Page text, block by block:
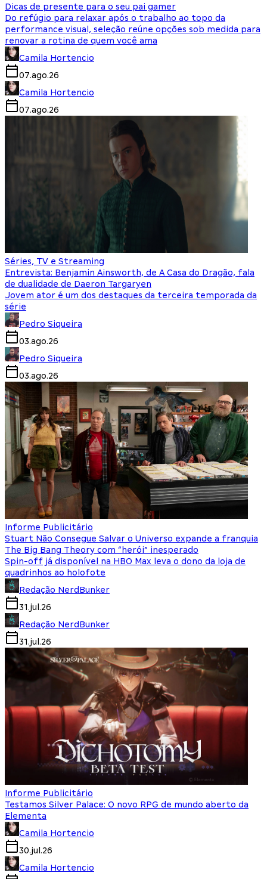
Dicas de presente para o seu pai gamer
Do refúgio para relaxar após o trabalho ao topo da
performance visual, seleção reúne opções sob medida para
renovar a rotina de quem você ama
Camila Hortencio
07.ago.26
Camila Hortencio
07.ago.26
Séries, TV e Streaming
Entrevista: Benjamin Ainsworth, de A Casa do Dragão, fala
de dualidade de Daeron Targaryen
Jovem ator é um dos destaques da terceira temporada da
série
Pedro Siqueira
03.ago.26
Pedro Siqueira
03.ago.26
Informe Publicitário
Stuart Não Consegue Salvar o Universo expande a franquia
The Big Bang Theory com “herói” inesperado
Spin-off já disponível na HBO Max leva o dono da loja de
quadrinhos ao holofote
Redação NerdBunker
31.jul.26
Redação NerdBunker
31.jul.26
Informe Publicitário
Testamos Silver Palace: O novo RPG de mundo aberto da
Elementa
Camila Hortencio
30.jul.26
Camila Hortencio